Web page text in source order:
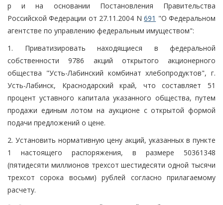
р и на основании Постановления Правительства
Российской Федерации от 27.11.2004 N691 "О Федеральном
агентстве по управлению федеральным имуществом":
1. Приватизировать находящиеся в федеральной
собственности 9786 акций открытого акционерного
общества "Усть-Лабинский комбинат хлебопродуктов", г.
Усть-Лабинск, Краснодарский край, что составляет 51
процент уставного капитала указанного общества, путем
продажи единым лотом на аукционе с открытой формой
подачи предложений о цене.
2. Установить нормативную цену акций, указанных в пункте
1 настоящего распоряжения, в размере 50361348
(пятидесяти миллионов трехсот шестидесяти одной тысячи
трехсот сорока восьми) рублей согласно прилагаемому
расчету.